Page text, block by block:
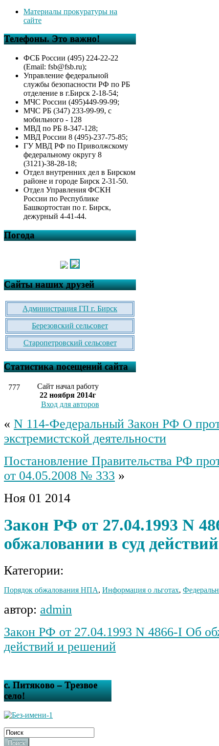
Материалы прокуратуры на
сайте
Телефоны. Это важно!
ФСБ России (495) 224-22-22
(Email: fsb@fsb.ru);
Управление федеральной
службы безопасности РФ по РБ
отделение в г.Бирск 2-18-54;
МЧС России (495)449-99-99;
МЧС РБ (347) 233-99-99, с
мобильного - 128
МВД по РБ 8-347-128;
МВД России 8 (495)-237-75-85;
ГУ МВД РФ по Приволжскому
федеральному округу 8
(3121)-38-28-18;
Отдел внутренних дел в Бирском
районе и городе Бирск 2-31-50.
Отдел Управления ФСКН
России по Республике
Башкортостан по г. Бирск,
дежурный 4-41-44.
Погода
Сайты наших друзей
Администрация ГП г. Бирск
Березовский сельсовет
Старопетровский сельсовет
Статистика посещений сайта
777
Сайт начал работу
22 ноября 2014г
Вход для авторов
« N 114-Федеральный Закон РФ О
экстремистской деятельности
Постановление Правительства РФ
от 04.05.2008 № 333 »
Ноя 01 2014
Закон РФ от 27.04.1993 N
обжаловании в суд
Категории:
Порядок обжалования НПА, Информация о льготах,
автор: admin
Закон РФ от 27.04.1993 N 4866-I Об
действий и решений
с. Питяково – Трезвое
село!
Поиск